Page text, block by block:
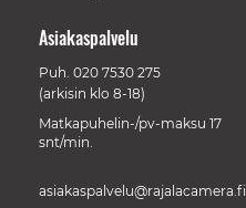
Asiakaspalvelu
Puh. 020 7530 275
(arkisin klo 8-18)
Matkapuhelin-/pv-maksu 17
snt/min.
asiakaspalvelu@rajalacamera.fi